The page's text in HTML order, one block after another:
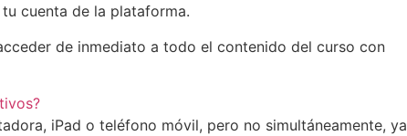
cuenta de la plataforma.
de inmediato a todo el contenido del curso con
iPad o teléfono móvil, pero no simultáneamente, ya